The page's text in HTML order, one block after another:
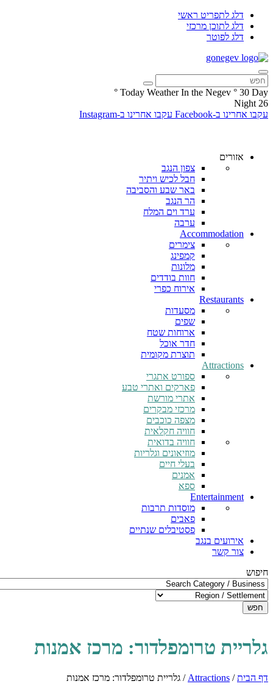
דלג לתפריט ראשי
דלג לתוכן מרכזי
דלג לפוטר
Today Weather In the Negev ° 30 Day
°
26
Night
עקבו אחרינו ב-Facebook
עקבו אחרינו ב-Instagram
אזורים
צפון הנגב
חבל לכיש ויתיר
באר שבע והסביבה
הר הנגב
ערד וים המלח
ערבה
Accommodation
צימרים
קמפינג
מלונות
חוות בודדים
אירוח כפרי
Restaurants
מסעדות
שפים
ארוחות שטח
חדר אוכל
תוצרת מקומית
Attractions
ספורט אתגרי
פארקים ואתרי טבע
אתרי מורשת
מרכזי מבקרים
מצפה כוכבים
חוויה חקלאית
חוויה בדואית
מוזיאונים וגלריות
בעלי חיים
אמנים
ספא
Entertainment
מוסדות תרבות
פאבים
פסטיבלים שנתיים
אירועים בנגב
צור קשר
חיפוש
חפש
גלריית טרומפלדור: מרכז אמנות
דף הבית/
Attractions
/ גלריית טרומפלדור: מרכז אמנות